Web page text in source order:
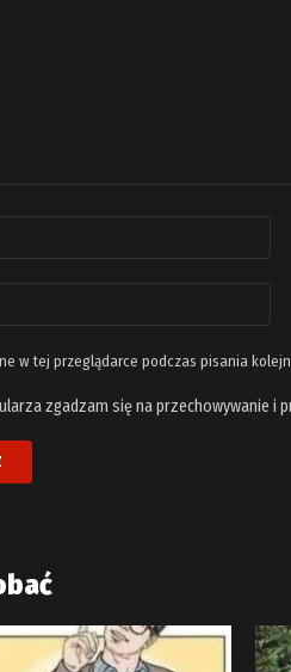
w tej przeglądarce podczas pisania
zgadzam się na przechowywanie i